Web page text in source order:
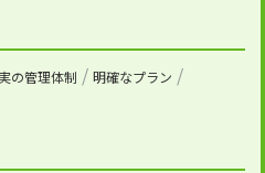
の管理体制
明確なプラン